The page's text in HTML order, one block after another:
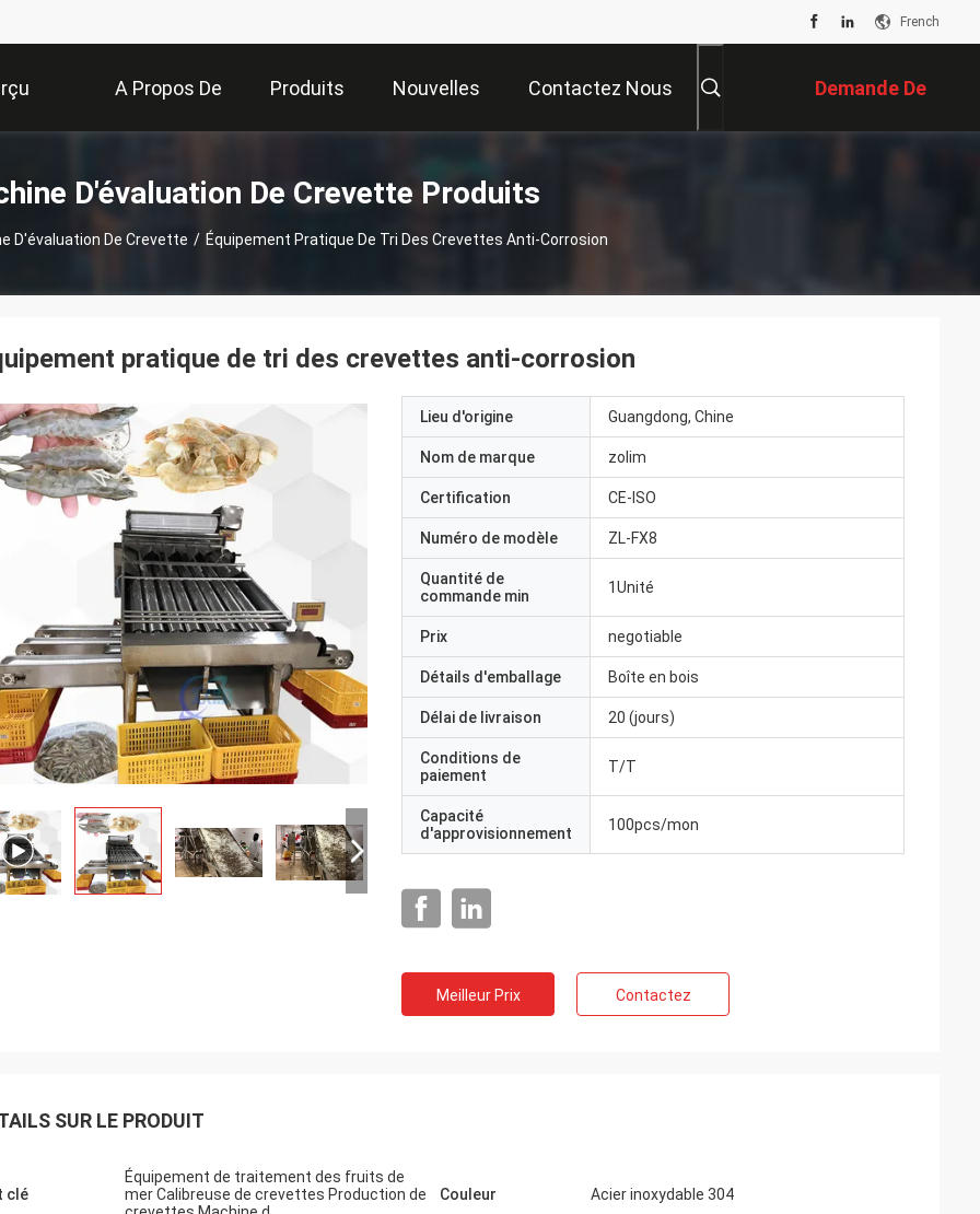
French
A Propos De
Nous
Produits Nouvelles Contactez Nous Demande De
Soumission
D'évaluation De Crevette Produits
D'évaluation De Crevette / Équipement Pratique De Tri Des Crevettes Anti-Corrosion
pratique de tri des crevettes anti-corrosion
Lieu d'origine Guangdong, Chine
Nom de marque zolim
Certification CE-ISO
Numéro de modèle ZL-FX8
Quantité de
commande min
1Unité
Prix negotiable
Détails d'emballage Boîte en bois
Délai de livraison 20 (jours)
Conditions de
paiement
T/T
Capacité
d'approvisionnement
100pcs/mon
Meilleur Prix Contactez
SUR LE PRODUIT
clé
Équipement de traitement des fruits de
mer Calibreuse de crevettes Production de
Couleur Acier inoxydable 304